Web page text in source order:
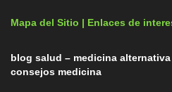
Mapa del Sitio | Enlaces de
blog salud – medicina
consejos medicina